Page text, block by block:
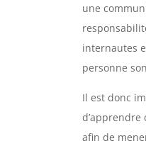
une
internautes
personne
Il est donc
d’apprendre
afin de